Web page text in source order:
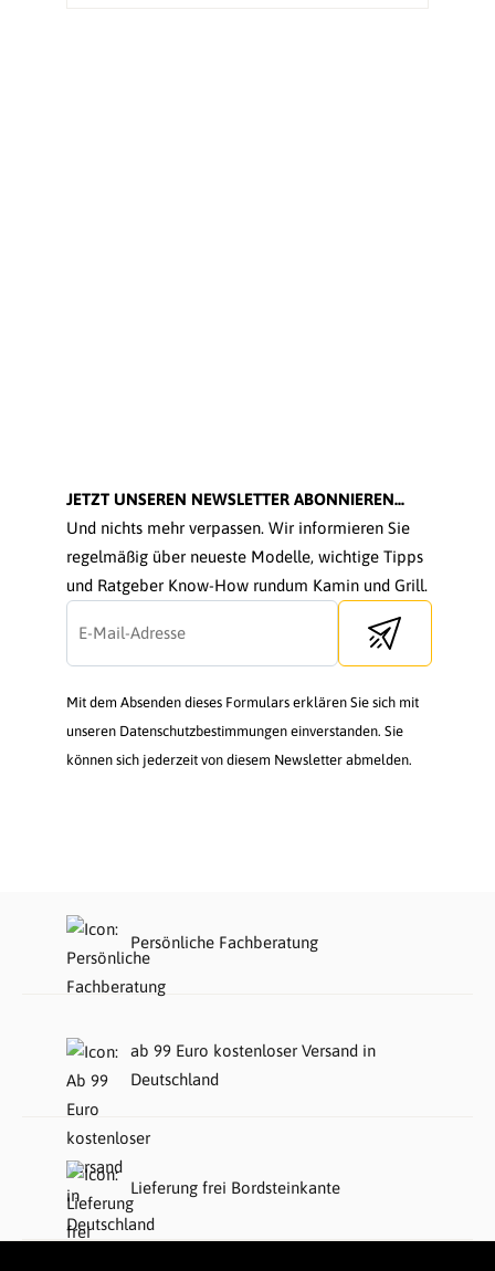
JETZT UNSEREN NEWSLETTER ABONNIEREN...
Und nichts mehr verpassen. Wir informieren Sie
regelmäßig über neueste Modelle, wichtige Tipps
und Ratgeber Know-How rundum Kamin und Grill.
Send newsletter
Mit dem Absenden dieses Formulars erklären Sie sich mit
unseren Datenschutzbestimmungen einverstanden. Sie
können sich jederzeit von diesem Newsletter abmelden.
Persönliche Fachberatung
ab 99 Euro kostenloser Versand in
Deutschland
Lieferung frei Bordsteinkante